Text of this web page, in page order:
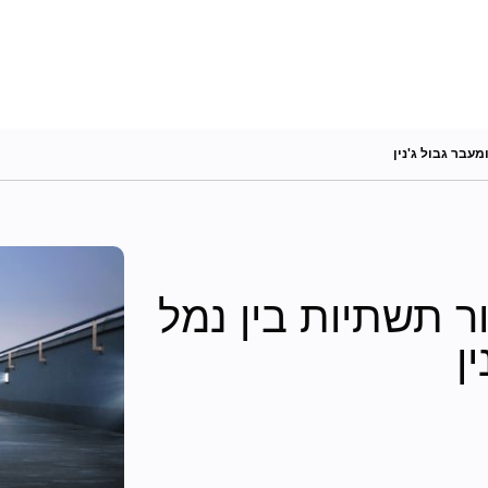
גבול ג'נין
תשתיות בין נמל